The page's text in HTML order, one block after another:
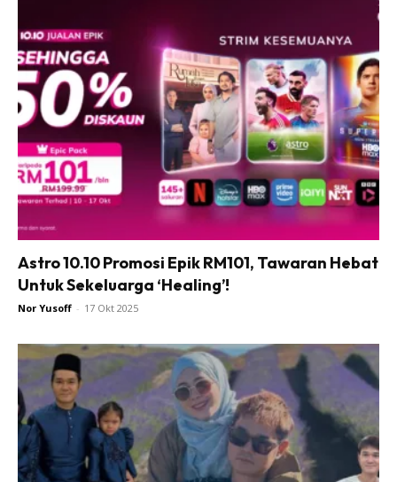
Astro 10.10 Promosi Epik RM101, Tawaran Hebat
Untuk Sekeluarga ‘Healing’!
Nor Yusoff - 17 Okt 2025